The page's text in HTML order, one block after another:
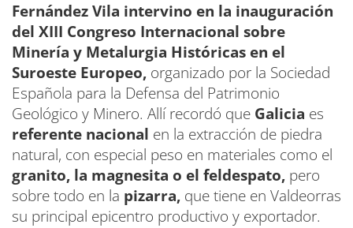
Fernández Vila intervino en la inauguración
del XIII Congreso Internacional sobre
Minería y Metalurgia Históricas en el
Suroeste Europeo, organizado por la Sociedad
Española para la Defensa del Patrimonio
Geológico y Minero. Allí recordó que Galicia es
referente nacional en la extracción de piedra
natural, con especial peso en materiales como el
granito, la magnesita o el feldespato, pero
sobre todo en la pizarra, que tiene en Valdeorras
su principal epicentro productivo y exportador.